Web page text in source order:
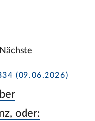
Nächste
(09.06.2026)
oder: